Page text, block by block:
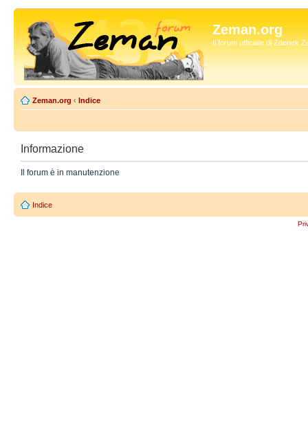
Zeman.org
Il forum ufficiale di Zdenek
Zeman.org ‹ Indice
Informazione
Il forum è in manutenzione
Indice